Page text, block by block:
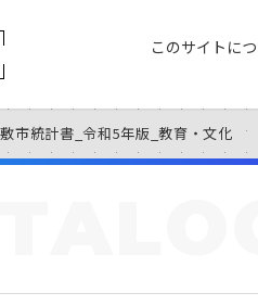
このサイトに
市統計書_令和5年版_教育・文化